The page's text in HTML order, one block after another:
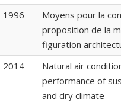
1996
Moyens pour la
proposition de la
figuration
2014
Natural air
performance of
and dry climate